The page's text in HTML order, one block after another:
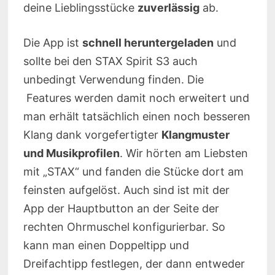
deine Lieblingsstücke zuverlässigab.
Die App ist schnell heruntergeladen und
sollte bei den STAX Spirit S3 auch
unbedingt Verwendung finden. Die
Features werden damit noch erweitert und
man erhält tatsächlich einen noch besseren
Klang dank vorgefertigter Klangmuster
und Musikprofilen. Wir hörten am Liebsten
mit „STAX“ und fanden die Stücke dort am
feinsten aufgelöst. Auch sind ist mit der
App der Hauptbutton an der Seite der
rechten Ohrmuschel konfigurierbar. So
kann man einen Doppeltipp und
Dreifachtipp festlegen, der dann entweder